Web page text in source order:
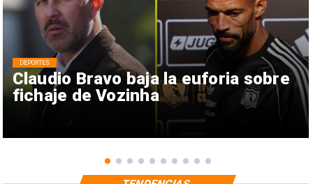
Claudio Bravo baja la euforia sobre
fichaje de Vozinha
DEPORTES